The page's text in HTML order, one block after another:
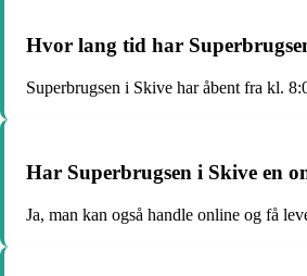
Hvor lang tid har
Superbrugsen i Skive har åbent fra kl.
Har Superbrugsen i Skive en
Ja, man kan også handle online og få